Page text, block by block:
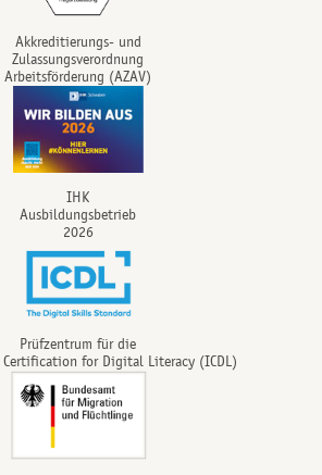
Akkreditierungs- und
Zulassungsverordnung
Arbeitsförderung (AZAV)
IHK
Ausbildungsbetrieb
2026
Prüfzentrum für die
for Digital Literacy (ICDL)